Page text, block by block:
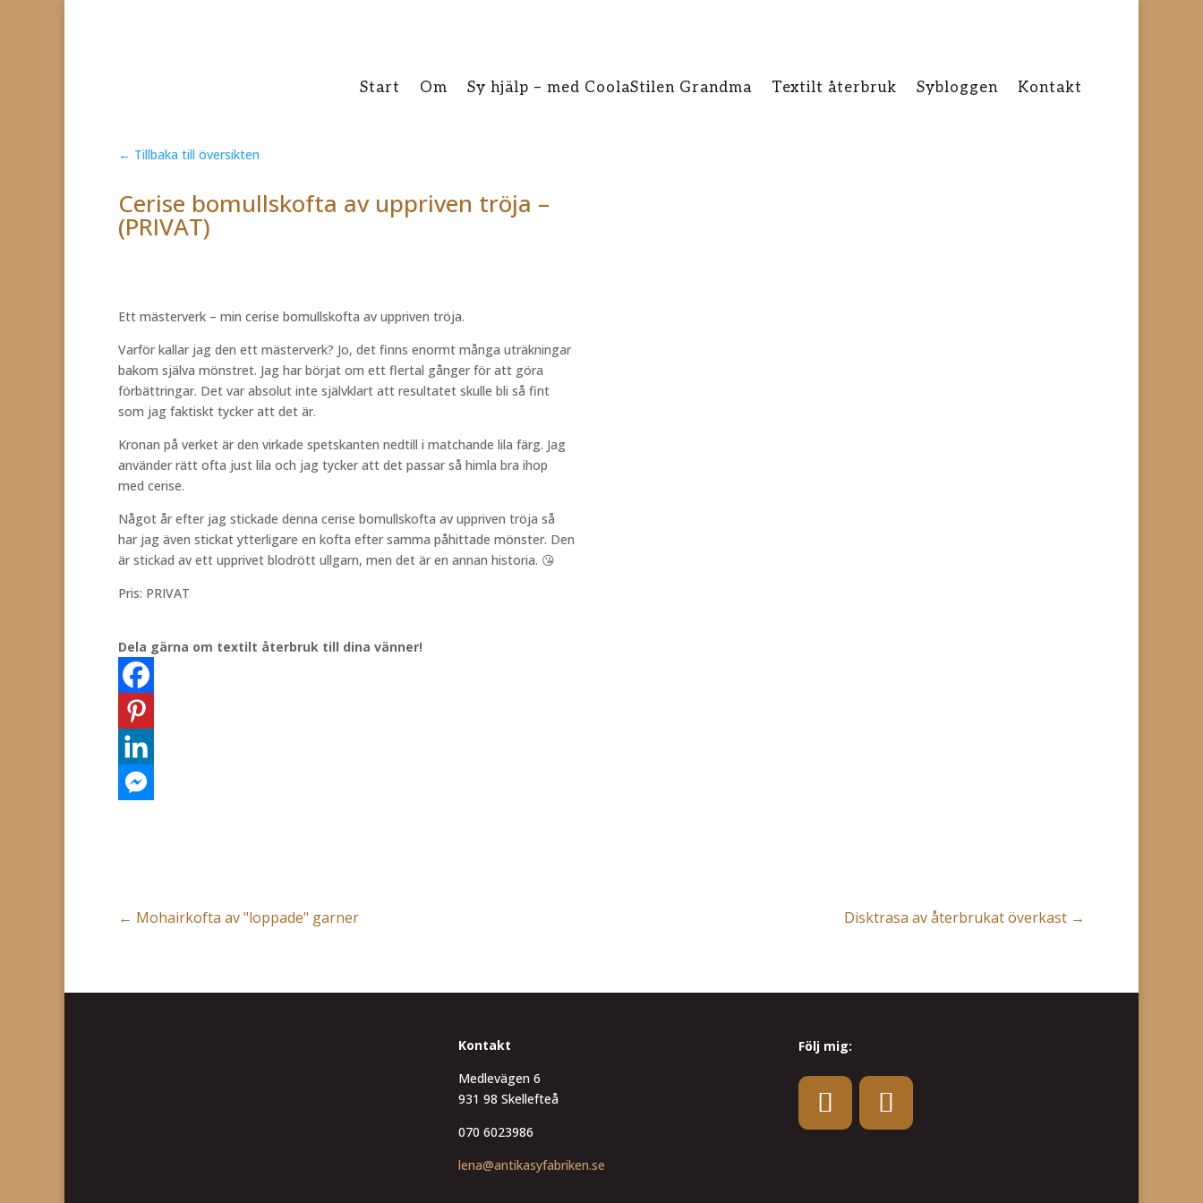
Start Om Sy hjälp – med CoolaStilen Grandma Textilt återbruk Sybloggen Kontakt
← Tillbaka till översikten
Cerise bomullskofta av uppriven tröja –
(PRIVAT)
Ett mästerverk – min cerise bomullskofta av uppriven tröja.
Varför kallar jag den ett mästerverk? Jo, det finns enormt många uträkningar
bakom själva mönstret. Jag har börjat om ett flertal gånger för att göra
förbättringar. Det var absolut inte självklart att resultatet skulle bli så fint
som jag faktiskt tycker att det är.
Kronan på verket är den virkade spetskanten nedtill i matchande lila färg. Jag
använder rätt ofta just lila och jag tycker att det passar så himla bra ihop
med cerise.
Något år efter jag stickade denna cerise bomullskofta av uppriven tröja så
har jag även stickat ytterligare en kofta efter samma påhittade mönster. Den
är stickad av ett upprivet blodrött ullgarn, men det är en annan historia. 😘
Pris: PRIVAT
Dela gärna om textilt återbruk till dina vänner!
← Mohairkofta av "loppade" garner Disktrasa av återbrukat överkast →
Kontakt
Medlevägen 6
931 98 Skellefteå
070 6023986
lena@antikasyfabriken.se
Följ mig: